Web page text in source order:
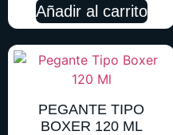
Añadir al carrito
PEGANTE TIPO
BOXER 120 ML